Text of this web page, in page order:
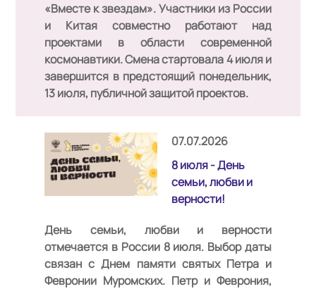
«Вместе к звездам». Участники из России
и Китая совместно работают над
проектами в области современной
космонавтики. Смена стартовала 4 июля и
завершится в предстоящий понедельник,
13 июля, публичной защитой проектов.
07.07.2026
8 июля - День
семьи, любви и
верности!
День семьи, любви и верности
отмечается в России 8 июля. Выбор даты
связан с Днем памяти святых Петра и
Февронии Муромских. Петр и Феврония,